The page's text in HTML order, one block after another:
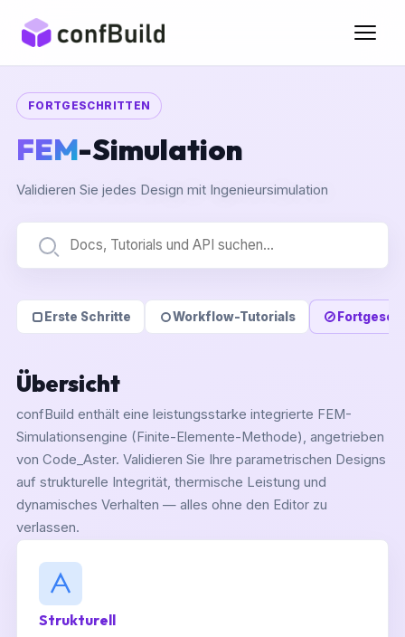
FORTGESCHRITTEN
FEM-Simulation
Validieren Sie jedes Design mit Ingenieursimulation
Erste Schritte Workflow-Tutorials
Übersicht
confBuild enthält eine leistungsstarke integrierte FEM-
Simulationsengine (Finite-Elemente-Methode), angetrieben
von Code_Aster. Validieren Sie Ihre parametrischen Designs
auf strukturelle Integrität, thermische Leistung und
dynamisches Verhalten — alles ohne den Editor zu
verlassen.
Strukturell